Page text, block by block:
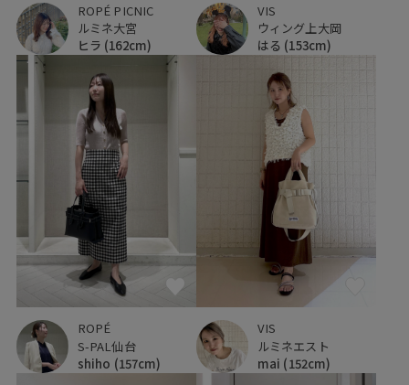
ROPÉ PICNIC
ルミネ大宮
ヒラ (162cm)
VIS
ウィング上大岡
はる (153cm)
ROPÉ
S-PAL仙台
shiho (157cm)
VIS
ルミネエスト
mai (152cm)